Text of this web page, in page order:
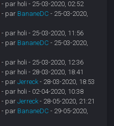
- par holi - 25-03-2020, 02:52
- par BananeDC - 25-03-2020,
- par holi - 25-03-2020, 11:56
- par BananeDC - 25-03-2020,
- par holi - 25-03-2020, 12:36
- par holi - 28-03-2020, 18:41
- parJerreck - 28-03-2020, 18:53
- par holi - 02-04-2020, 10:38
- parJerreck - 28-05-2020, 21:21
- par BananeDC - 29-05-2020,